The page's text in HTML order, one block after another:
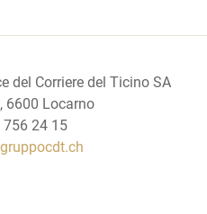
del Corriere del Ticino SA
6600 Locarno
756 24 15